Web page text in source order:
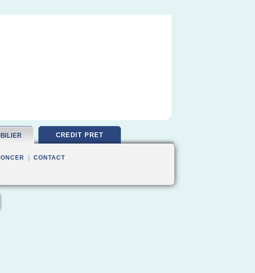
CREDIT PRET
CONTACT